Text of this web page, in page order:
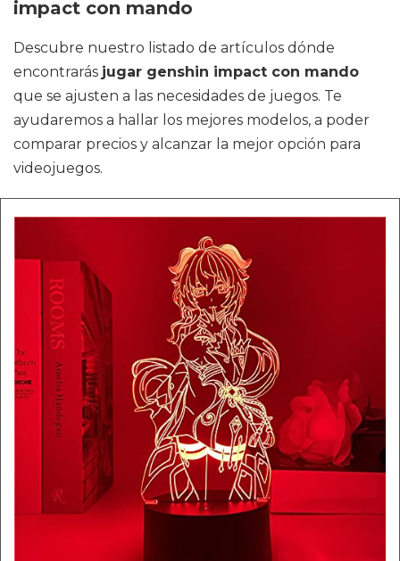
impact con mando
Descubre nuestro listado de artículos dónde
encontrarás jugar genshin impact con mando
que se ajusten a las necesidades de juegos. Te
ayudaremos a hallar los mejores modelos, a poder
comparar precios y alcanzar la mejor opción para
videojuegos.